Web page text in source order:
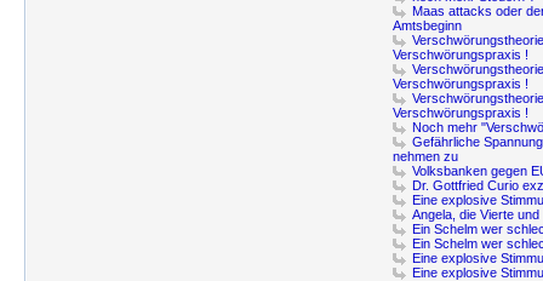
Maas attacks oder
Amtsbeginn
Verschwörungspraxis !
Verschwörungspraxis !
Verschwörungspraxis !
Noch mehr
Gefährliche
nehmen zu
Volksbanken gegen
Dr. Gottfried Curio
Eine explosive
Angela, die Vierte
Ein Schelm wer
Ein Schelm wer
Eine explosive
Eine explosive